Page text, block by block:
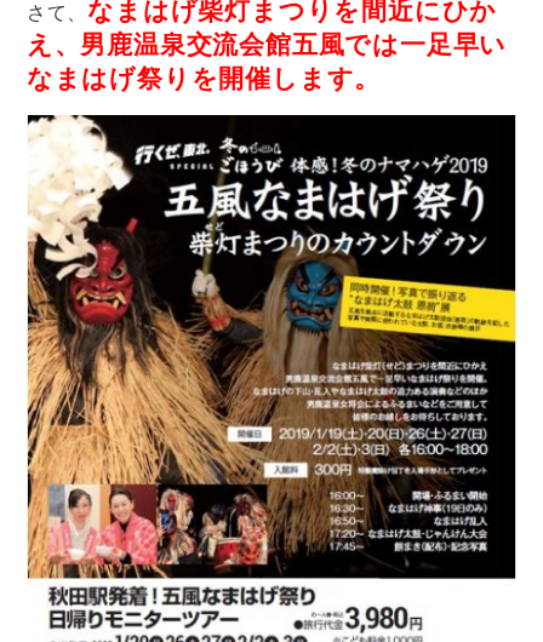
さて、 なまはげ柴灯まつりを間近にひか
え、男鹿温泉交流会館五風では一足早い
なまはげ祭りを開催します。